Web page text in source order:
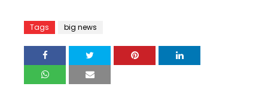
Tags big news